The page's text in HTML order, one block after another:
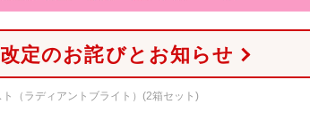
定のお詫びとお知らせ
（ラディアントブライト）(2箱セット)